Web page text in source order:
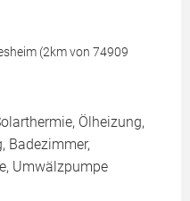
(2km von 74909
Ölheizung,
Badezimmer,
Umwälzpumpe